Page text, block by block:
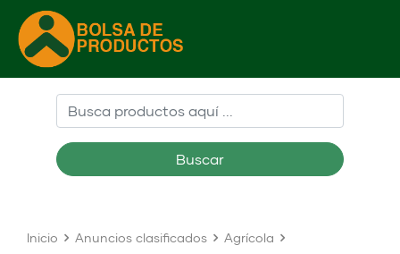
Buscar
Inicio Anuncios clasificados
Agrícola